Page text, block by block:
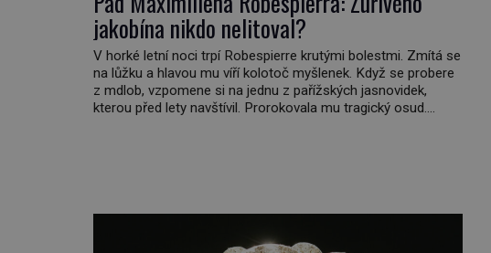
jakobína nikdo nelitoval?
V horké letní noci trpí Robespierre krutými bolestmi. Zmítá se
na lůžku a hlavou mu víří kolotoč myšlenek. Když se probere
z mdlob, vzpomene si na jednu z pařížských jasnovidek,
kterou před lety navštívil. Prorokovala mu tragický osud.